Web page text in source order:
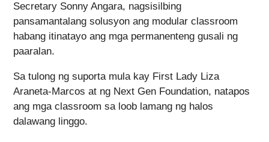
Secretary Sonny Angara, nagsisilbing
pansamantalang solusyon ang modular classroom
habang itinatayo ang mga permanenteng gusali ng
paaralan.
Sa tulong ng suporta mula kay First Lady Liza
Araneta-Marcos at ng Next Gen Foundation, natapos
ang mga classroom sa loob lamang ng halos
dalawang linggo.